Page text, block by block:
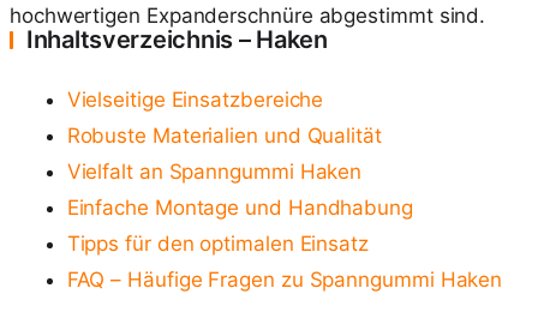
hochwertigen Expanderschnüre abgestimmt sind.
Inhaltsverzeichnis – Haken
Vielseitige Einsatzbereiche
Robuste Materialien und Qualität
Vielfalt an Spanngummi Haken
Einfache Montage und Handhabung
Tipps für den optimalen Einsatz
FAQ – Häufige Fragen zu Spanngummi Haken